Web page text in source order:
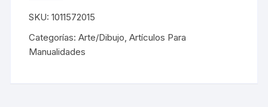
LISTA
DE
DESEOS
SKU:1011572015
Categorías:Arte/Dibujo ,Artículos Para
Manualidades